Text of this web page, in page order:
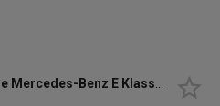
Benz E Klasse E 220